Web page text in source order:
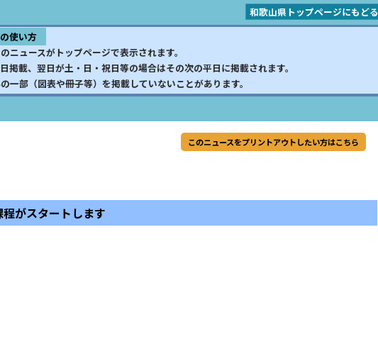
和歌山県トップページにもどる
使い方
ニュースがトップページで表示されます。
掲載、翌日が土・日・祝日等の場合はその次の平日に掲載されます。
一部（図表や冊子等）を掲載していないことがあります。
このニュースをプリントアウトしたい方はこちら
がスタートします